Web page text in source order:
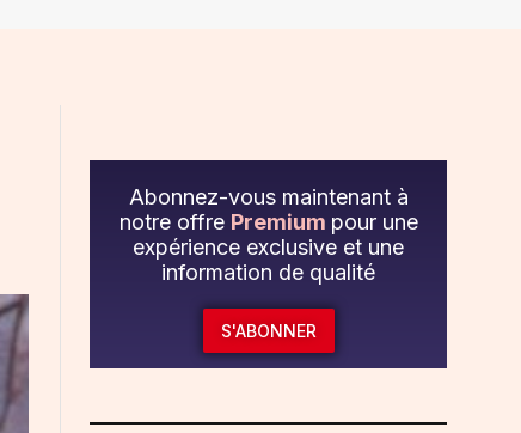
Abonnez-vous maintenant à
notre offre Premium pour une
expérience exclusive et une
information de qualité
S'ABONNER